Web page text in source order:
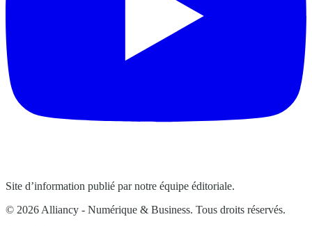
Site d’information publié par notre équipe éditoriale.
© 2026 Alliancy - Numérique & Business. Tous droits réservés.